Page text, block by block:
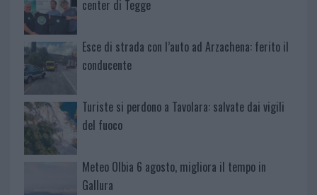
center di Tegge
Esce di strada con l’auto ad Arzachena: ferito il
conducente
Turiste si perdono a Tavolara: salvate dai vigili
del fuoco
Meteo Olbia 6 agosto, migliora il tempo in
Gallura